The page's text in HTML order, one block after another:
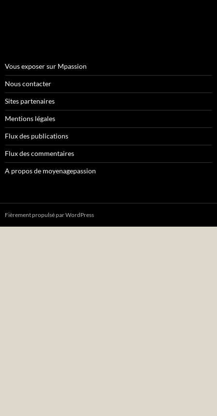
Vous exposer sur Mpassion
Nous contacter
Sites partenaires
Mentions légales
Flux des publications
Flux des commentaires
A propos de moyenagepassion
Fièrement propulsé par WordPress